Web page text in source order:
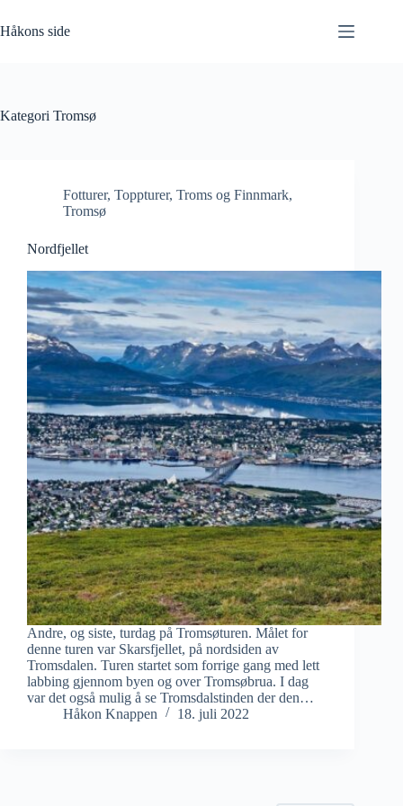
til
innholdet
Håkons side
Kategori Tromsø
Fotturer, Toppturer, Troms og Finnmark,
Tromsø
Nordfjellet
Andre, og siste, turdag på Tromsøturen. Målet for
denne turen var Skarsfjellet, på nordsiden av
Tromsdalen. Turen startet som forrige gang med lett
labbing gjennom byen og over Tromsøbrua. I dag
var det også mulig å se Tromsdalstinden der den…
Håkon Knappen
18. juli 2022